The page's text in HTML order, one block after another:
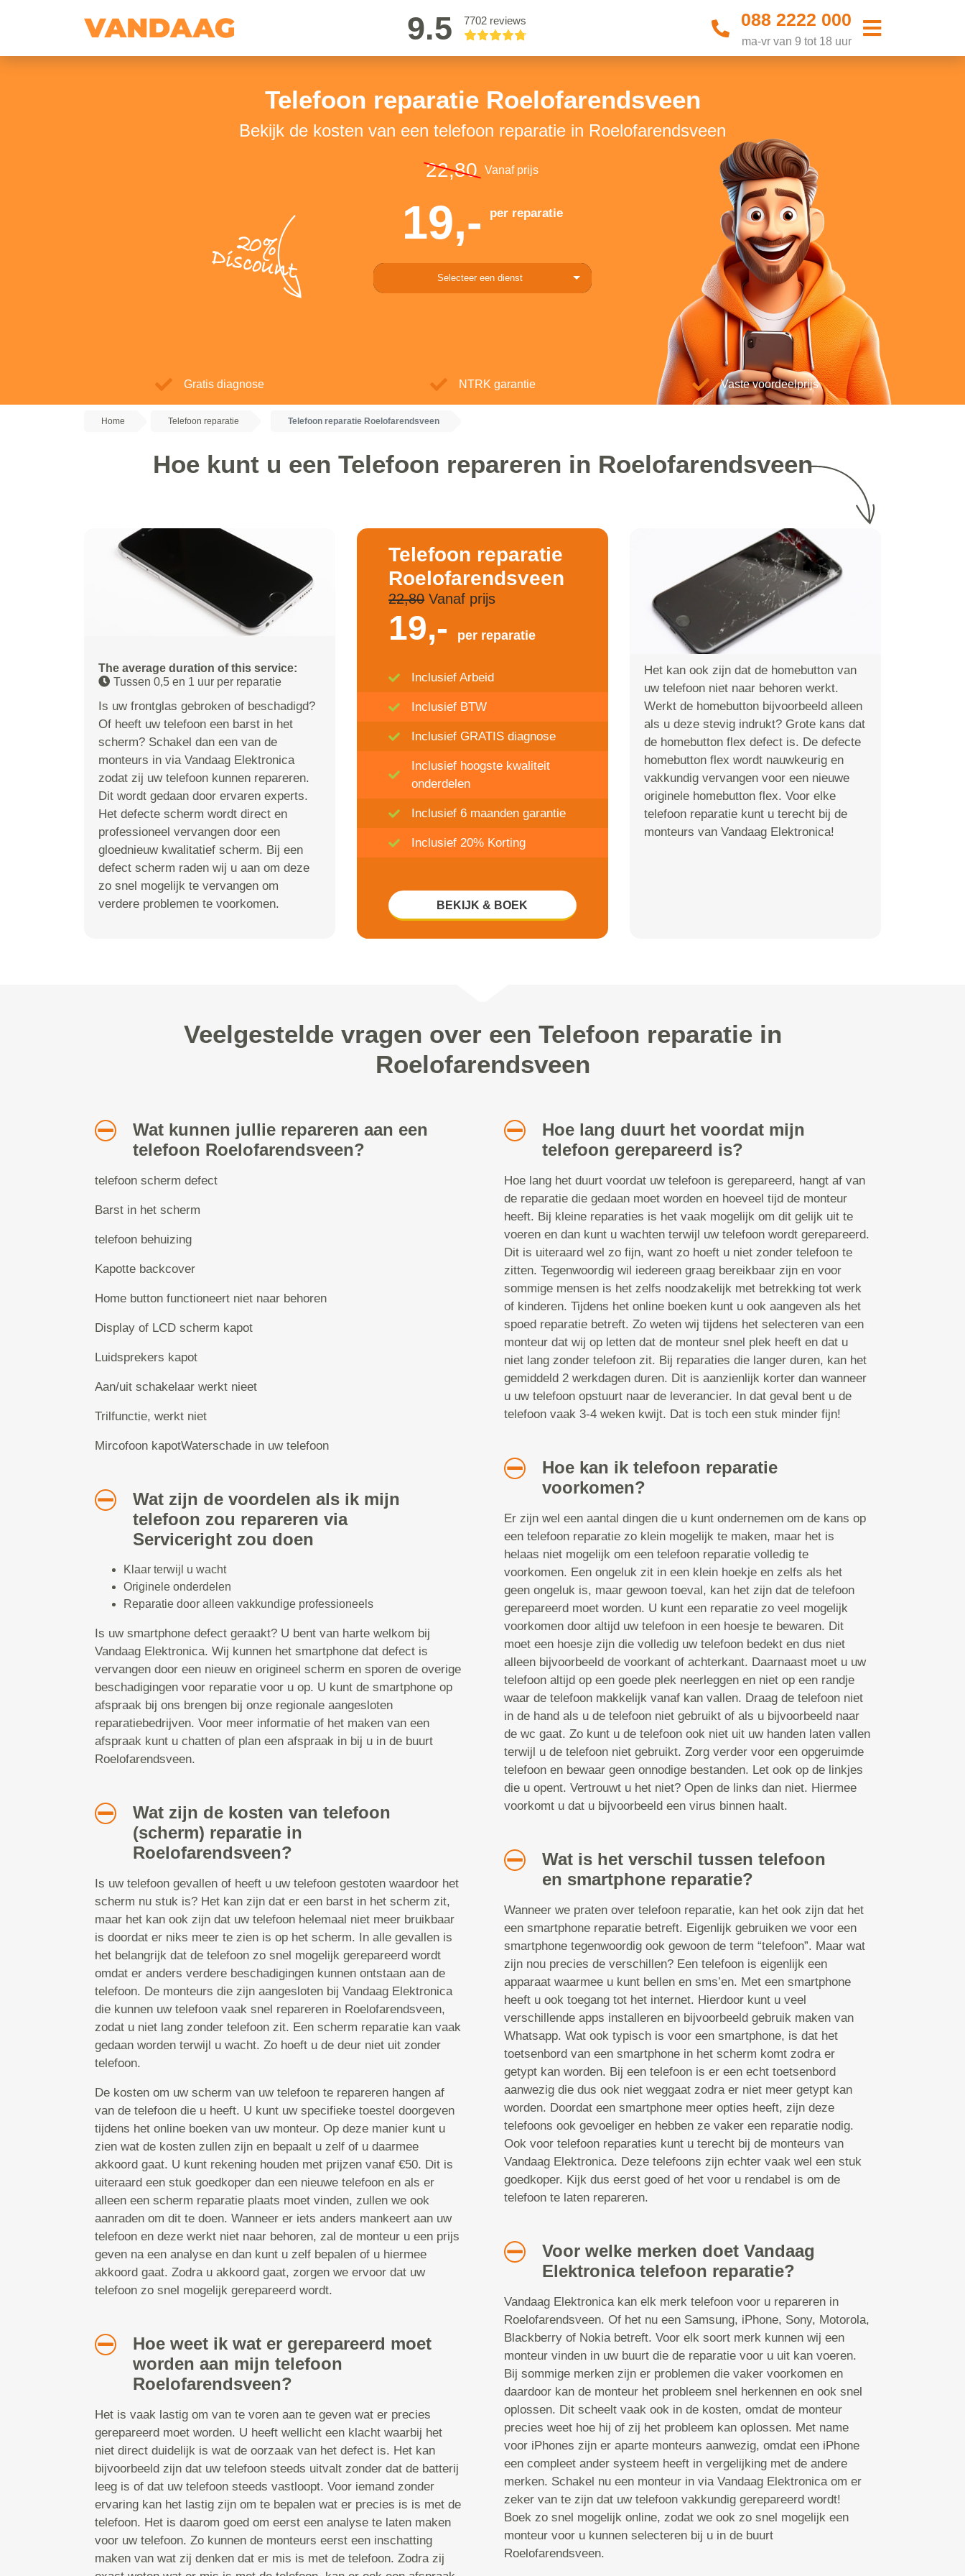
9.5 7702 reviews 088 2222 000
ma-vr van 9 tot 18 uur
Telefoon reparatie Roelofarendsveen
Bekijk de kosten van een telefoon reparatie in Roelofarendsveen
20%
Discount
22,80 Vanaf prijs
19,- per reparatie
Selecteer een dienst
Gratis diagnose NTRK garantie Vaste voordeelprijs
Home Telefoon reparatie Telefoon reparatie Roelofarendsveen
Hoe kunt u een Telefoon repareren in Roelofarendsveen
The average duration of this service:
Tussen 0,5 en 1 uur per reparatie
Is uw frontglas gebroken of beschadigd?
Of heeft uw telefoon een barst in het
scherm? Schakel dan een van de
monteurs in via Vandaag Elektronica
zodat zij uw telefoon kunnen repareren.
Dit wordt gedaan door ervaren experts.
Het defecte scherm wordt direct en
professioneel vervangen door een
gloednieuw kwalitatief scherm. Bij een
defect scherm raden wij u aan om deze
zo snel mogelijk te vervangen om
verdere problemen te voorkomen.
Telefoon reparatie
Roelofarendsveen
22,80Vanaf prijs
19,- per reparatie
Inclusief Arbeid
Inclusief BTW
Inclusief GRATIS diagnose
Inclusief hoogste kwaliteit
onderdelen
Inclusief 6 maanden garantie
Inclusief 20% Korting
BEKIJK & BOEK
Het kan ook zijn dat de homebutton van
uw telefoon niet naar behoren werkt.
Werkt de homebutton bijvoorbeeld alleen
als u deze stevig indrukt? Grote kans dat
de homebutton flex defect is. De defecte
homebutton flex wordt nauwkeurig en
vakkundig vervangen voor een nieuwe
originele homebutton flex. Voor elke
telefoon reparatie kunt u terecht bij de
monteurs van Vandaag Elektronica!
Veelgestelde vragen over een Telefoon reparatie in
Roelofarendsveen
Wat kunnen jullie repareren aan een
telefoon Roelofarendsveen?
telefoon scherm defect
Barst in het scherm
telefoon behuizing
Kapotte backcover
Home button functioneert niet naar behoren
Display of LCD scherm kapot
Luidsprekers kapot
Aan/uit schakelaar werkt nieet
Trilfunctie, werkt niet
Mircofoon kapotWaterschade in uw telefoon
Wat zijn de voordelen als ik mijn
telefoon zou repareren via
Serviceright zou doen
Klaar terwijl u wacht
Originele onderdelen
Reparatie door alleen vakkundige professioneels
Is uw smartphone defect geraakt? U bent van harte welkom bij
Vandaag Elektronica. Wij kunnen het smartphone dat defect is
vervangen door een nieuw en origineel scherm en sporen de overige
beschadigingen voor reparatie voor u op. U kunt de smartphone op
afspraak bij ons brengen bij onze regionale aangesloten
reparatiebedrijven. Voor meer informatie of het maken van een
afspraak kunt u chatten of plan een afspraak in bij u in de buurt
Roelofarendsveen.
Wat zijn de kosten van telefoon
(scherm) reparatie in
Roelofarendsveen?
Is uw telefoon gevallen of heeft u uw telefoon gestoten waardoor het
scherm nu stuk is? Het kan zijn dat er een barst in het scherm zit,
maar het kan ook zijn dat uw telefoon helemaal niet meer bruikbaar
is doordat er niks meer te zien is op het scherm. In alle gevallen is
het belangrijk dat de telefoon zo snel mogelijk gerepareerd wordt
omdat er anders verdere beschadigingen kunnen ontstaan aan de
telefoon. De monteurs die zijn aangesloten bij Vandaag Elektronica
die kunnen uw telefoon vaak snel repareren in Roelofarendsveen,
zodat u niet lang zonder telefoon zit. Een scherm reparatie kan vaak
gedaan worden terwijl u wacht. Zo hoeft u de deur niet uit zonder
telefoon.
De kosten om uw scherm van uw telefoon te repareren hangen af
van de telefoon die u heeft. U kunt uw specifieke toestel doorgeven
tijdens het online boeken van uw monteur. Op deze manier kunt u
zien wat de kosten zullen zijn en bepaalt u zelf of u daarmee
akkoord gaat. U kunt rekening houden met prijzen vanaf €50. Dit is
uiteraard een stuk goedkoper dan een nieuwe telefoon en als er
alleen een scherm reparatie plaats moet vinden, zullen we ook
aanraden om dit te doen. Wanneer er iets anders mankeert aan uw
telefoon en deze werkt niet naar behoren, zal de monteur u een prijs
geven na een analyse en dan kunt u zelf bepalen of u hiermee
akkoord gaat. Zodra u akkoord gaat, zorgen we ervoor dat uw
telefoon zo snel mogelijk gerepareerd wordt.
Hoe weet ik wat er gerepareerd moet
worden aan mijn telefoon
Roelofarendsveen?
Het is vaak lastig om van te voren aan te geven wat er precies
gerepareerd moet worden. U heeft wellicht een klacht waarbij het
niet direct duidelijk is wat de oorzaak van het defect is. Het kan
bijvoorbeeld zijn dat uw telefoon steeds uitvalt zonder dat de batterij
leeg is of dat uw telefoon steeds vastloopt. Voor iemand zonder
ervaring kan het lastig zijn om te bepalen wat er precies is is met de
telefoon. Het is daarom goed om eerst een analyse te laten maken
voor uw telefoon. Zo kunnen de monteurs eerst een inschatting
maken van wat zij denken dat er mis is met de telefoon. Zodra zij
Hoe lang duurt het voordat mijn
telefoon gerepareerd is?
Hoe lang het duurt voordat uw telefoon is gerepareerd, hangt af van
de reparatie die gedaan moet worden en hoeveel tijd de monteur
heeft. Bij kleine reparaties is het vaak mogelijk om dit gelijk uit te
voeren en dan kunt u wachten terwijl uw telefoon wordt gerepareerd.
Dit is uiteraard wel zo fijn, want zo hoeft u niet zonder telefoon te
zitten. Tegenwoordig wil iedereen graag bereikbaar zijn en voor
sommige mensen is het zelfs noodzakelijk met betrekking tot werk
of kinderen. Tijdens het online boeken kunt u ook aangeven als het
spoed reparatie betreft. Zo weten wij tijdens het selecteren van een
monteur dat wij op letten dat de monteur snel plek heeft en dat u
niet lang zonder telefoon zit. Bij reparaties die langer duren, kan het
gemiddeld 2 werkdagen duren. Dit is aanzienlijk korter dan wanneer
u uw telefoon opstuurt naar de leverancier. In dat geval bent u de
telefoon vaak 3-4 weken kwijt. Dat is toch een stuk minder fijn!
Hoe kan ik telefoon reparatie
voorkomen?
Er zijn wel een aantal dingen die u kunt ondernemen om de kans op
een telefoon reparatie zo klein mogelijk te maken, maar het is
helaas niet mogelijk om een telefoon reparatie volledig te
voorkomen. Een ongeluk zit in een klein hoekje en zelfs als het
geen ongeluk is, maar gewoon toeval, kan het zijn dat de telefoon
gerepareerd moet worden. U kunt een reparatie zo veel mogelijk
voorkomen door altijd uw telefoon in een hoesje te bewaren. Dit
moet een hoesje zijn die volledig uw telefoon bedekt en dus niet
alleen bijvoorbeeld de voorkant of achterkant. Daarnaast moet u uw
telefoon altijd op een goede plek neerleggen en niet op een randje
waar de telefoon makkelijk vanaf kan vallen. Draag de telefoon niet
in de hand als u de telefoon niet gebruikt of als u bijvoorbeeld naar
de wc gaat. Zo kunt u de telefoon ook niet uit uw handen laten vallen
terwijl u de telefoon niet gebruikt. Zorg verder voor een opgeruimde
telefoon en bewaar geen onnodige bestanden. Let ook op de linkjes
die u opent. Vertrouwt u het niet? Open de links dan niet. Hiermee
voorkomt u dat u bijvoorbeeld een virus binnen haalt.
Wat is het verschil tussen telefoon
en smartphone reparatie?
Wanneer we praten over telefoon reparatie, kan het ook zijn dat het
een smartphone reparatie betreft. Eigenlijk gebruiken we voor een
smartphone tegenwoordig ook gewoon de term “telefoon”. Maar wat
zijn nou precies de verschillen? Een telefoon is eigenlijk een
apparaat waarmee u kunt bellen en sms’en. Met een smartphone
heeft u ook toegang tot het internet. Hierdoor kunt u veel
verschillende apps installeren en bijvoorbeeld gebruik maken van
Whatsapp. Wat ook typisch is voor een smartphone, is dat het
toetsenbord van een smartphone in het scherm komt zodra er
getypt kan worden. Bij een telefoon is er een echt toetsenbord
aanwezig die dus ook niet weggaat zodra er niet meer getypt kan
worden. Doordat een smartphone meer opties heeft, zijn deze
telefoons ook gevoeliger en hebben ze vaker een reparatie nodig.
Ook voor telefoon reparaties kunt u terecht bij de monteurs van
Vandaag Elektronica. Deze telefoons zijn echter vaak wel een stuk
goedkoper. Kijk dus eerst goed of het voor u rendabel is om de
telefoon te laten repareren.
Voor welke merken doet Vandaag
Elektronica telefoon reparatie?
Vandaag Elektronica kan elk merk telefoon voor u repareren in
Roelofarendsveen. Of het nu een Samsung, iPhone, Sony, Motorola,
Blackberry of Nokia betreft. Voor elk soort merk kunnen wij een
monteur vinden in uw buurt die de reparatie voor u uit kan voeren.
Bij sommige merken zijn er problemen die vaker voorkomen en
daardoor kan de monteur het probleem snel herkennen en ook snel
oplossen. Dit scheelt vaak ook in de kosten, omdat de monteur
precies weet hoe hij of zij het probleem kan oplossen. Met name
voor iPhones zijn er aparte monteurs aanwezig, omdat een iPhone
een compleet ander systeem heeft in vergelijking met de andere
merken. Schakel nu een monteur in via Vandaag Elektronica om er
zeker van te zijn dat uw telefoon vakkundig gerepareerd wordt!
Boek zo snel mogelijk online, zodat we ook zo snel mogelijk een
monteur voor u kunnen selecteren bij u in de buurt
Roelofarendsveen.